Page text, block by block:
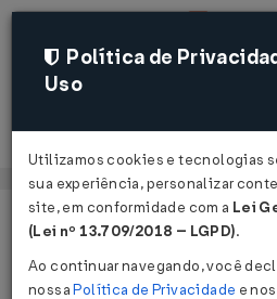
Página Inicial Legislações
Convênio
Política de
Uso
Utilizamos cookies e tecnologias
sua experiência, personalizar
site, em conformidade com a Lei
(Lei nº 13.709/2018 – LGPD).
Ao continuar navegando, você
nossaPolítica de Privacidade e